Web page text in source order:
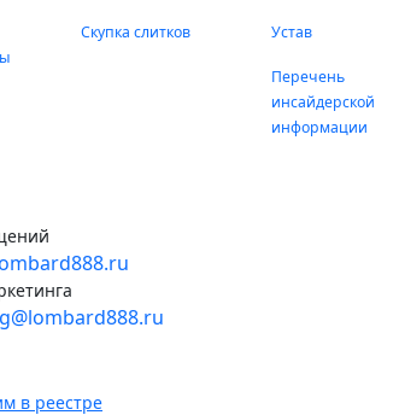
Скупка слитков Устав
Перечень
инсайдерской
информации
в реестре